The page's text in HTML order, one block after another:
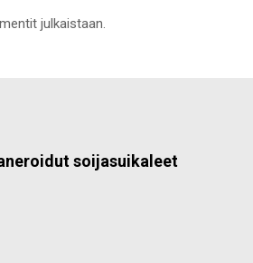
julkaistaan.
soijasuikaleet